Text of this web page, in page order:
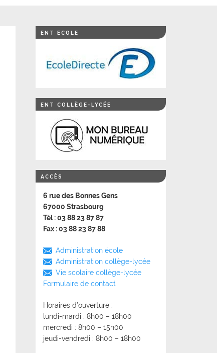
ENT ECOLE
ENT COLLÈGE-LYCÉE
ACCÈS
6 rue des Bonnes Gens
67000 Strasbourg
Tél : 03 88 23 87 87
Fax : 03 88 23 87 88
Administration école
Administration collège-lycée
Vie scolaire collège-lycée
Formulaire de contact
Horaires d’ouverture :
lundi-mardi : 8h00 – 18h00
mercredi : 8h00 – 15h00
jeudi-vendredi : 8h00 – 18h00